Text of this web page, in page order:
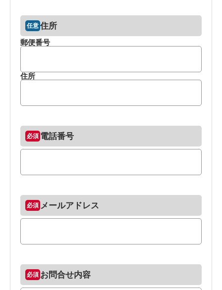
住所
郵便番号
住所
電話番号
メールアドレス
お問合せ内容